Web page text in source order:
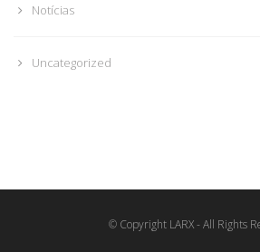
Notícias
Uncategorized
© Copyright LARX - All Rights